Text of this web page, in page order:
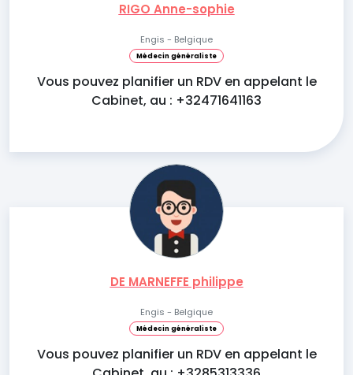
RIGO Anne-sophie
Engis - Belgique
Médecin généraliste
Vous pouvez planifier un RDV en appelant le
Cabinet, au : +32471641163
DE MARNEFFE philippe
Engis - Belgique
Médecin généraliste
Vous pouvez planifier un RDV en appelant le